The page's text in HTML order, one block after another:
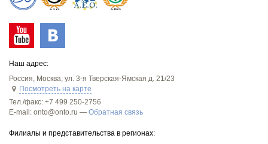
Наш адрес:
Россия, Москва, ул. 3-я Тверская-Ямская д. 21/23
Посмотреть на карте
Тел./факс: +7 499 250-2756
E-mail: onto@onto.ru — Обратная связь
Филиалы и представительства в регионах: